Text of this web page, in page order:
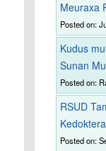
Meuraxa
Posted on:
Kudus
Sunan
Posted on:
RSUD
Posted on: